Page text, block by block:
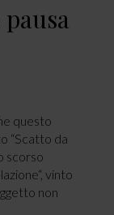
questo
“Scatto da
scorso
vinto
non